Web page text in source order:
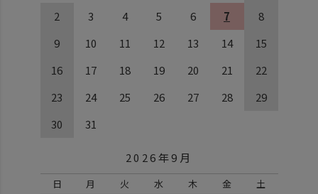
2
3 4 5 6 7
8
9
10 11 12 13 14
15
16
17 18 19 20 21
22
23
24 25 26 27 28
29
30
31
2026年9月
日 月 火 水 木 金 土